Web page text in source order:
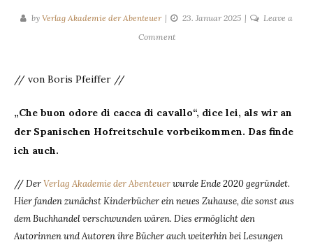
by Verlag Akademie der Abenteuer 23. Januar 2025
Leave a
Commenton
// von Boris Pfeiffer //
„Che buon odore di cacca di cavallo“, dice lei, als wir an
der Spanischen Hofreitschule vorbeikommen. Das finde
ich auch.
//DerVerlag Akademie der Abenteuerwurde Ende 2020 gegründet.
Hier fanden zunächst Kinderbücher ein neues Zuhause, die sonst aus
dem Buchhandel verschwunden wären. Dies ermöglicht den
Autorinnen und Autoren ihre Bücher auch weiterhin bei Lesungen